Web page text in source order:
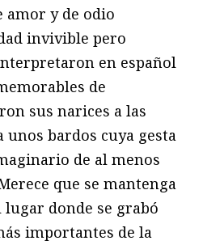
amor y de odio
invivible pero
en español
de
sus narices a las
bardos cuya gesta
de al menos
que se mantenga
donde se grabó
importantes de la